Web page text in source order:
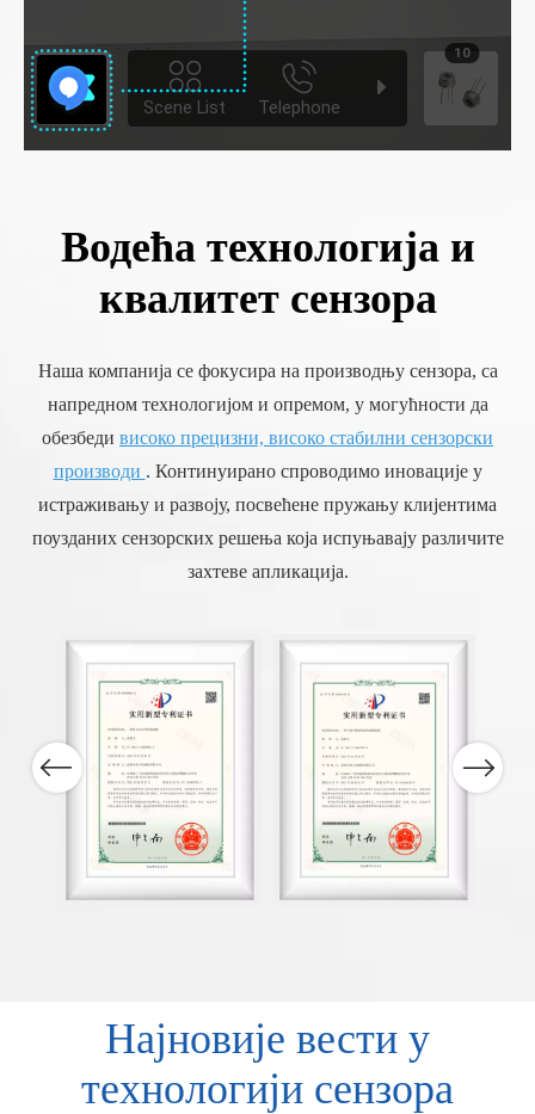
Водећа технологија и
квалитет сензора
Наша компанија се фокусира на производњу сензора, са
напредном технологијом и опремом, у могућности да
обезбеди високо прецизни, високо стабилни сензорски
производи . Континуирано спроводимо иновације у
истраживању и развоју, посвећене пружању клијентима
поузданих сензорских решења која испуњавају различите
захтеве апликација.
Previous Next
Најновије вести у
технологији сензора